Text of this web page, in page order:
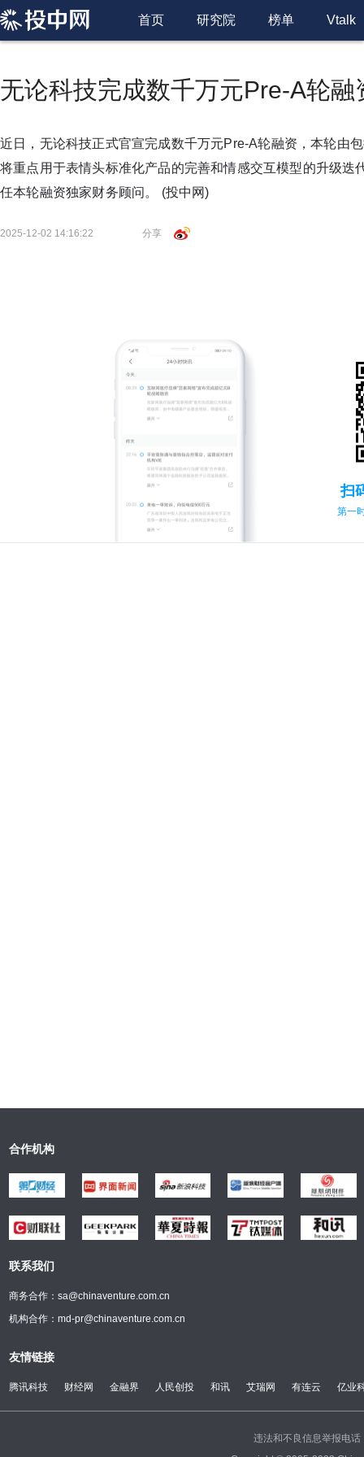
首页 研究院 榜单 Vtalk
无论科技完成数千万元Pre-A轮融
近日，无论科技正式官宣完成数千万元Pre-A轮融资，本轮由
将重点用于表情头标准化产品的完善和情感交互模型的升级迭
任本轮融资独家财务顾问。 (投中网)
2025-12-02 14:16:22 分享
扫
第一
合作机构
联系我们
商务合作：sa@chinaventure.com.cn
机构合作：md-pr@chinaventure.com.cn
友情链接
腾讯科技 财经网 金融界 人民创投 和讯 艾瑞网 有连云 亿业
违法和不良信息举报电